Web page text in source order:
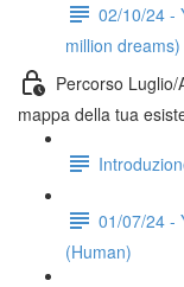
02/10/24 -
million dreams)
Percorso
mappa della tua
01/07/24 -
(Human)